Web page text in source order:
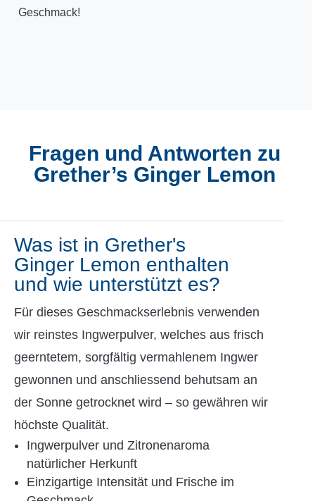
Geschmack!
Fragen und Antworten zu
Grether’s Ginger Lemon
Was ist in Grether's
Ginger Lemon enthalten
und wie unterstützt es?
Für dieses Geschmackserlebnis verwenden
wir reinstes Ingwerpulver, welches aus frisch
geerntetem, sorgfältig vermahlenem Ingwer
gewonnen und anschliessend behutsam an
der Sonne getrocknet wird – so gewähren wir
höchste Qualität.
Ingwerpulver und Zitronenaroma
natürlicher Herkunft
Einzigartige Intensität und Frische im